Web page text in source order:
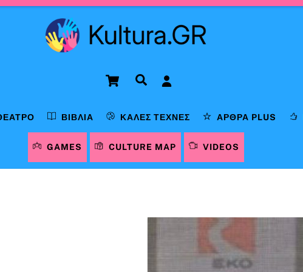
Cart Αναζήτηση
ΒΙΒΛΊΑ ΚΑΛΈΣ ΤΈΧΝΕΣ ΆΡΘΡΑ PLUS
GAMES CULTURE MAP VIDEOS